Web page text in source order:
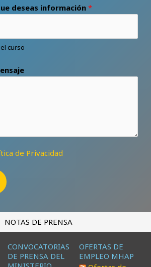
deseas información *
curso
de Privacidad
NOTAS DE PRENSA
CONVOCATORIAS
DE PRENSA DEL
OFERTAS DE
EMPLEO MHAP